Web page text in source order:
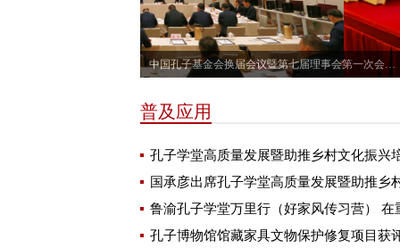
中国孔子基金会换届会议暨第七届理事会第一次会议召开
普及应用
孔子学堂高质量发展暨助推乡村文化振兴
鲁渝孔子学堂万里行（好家风传习营） 在